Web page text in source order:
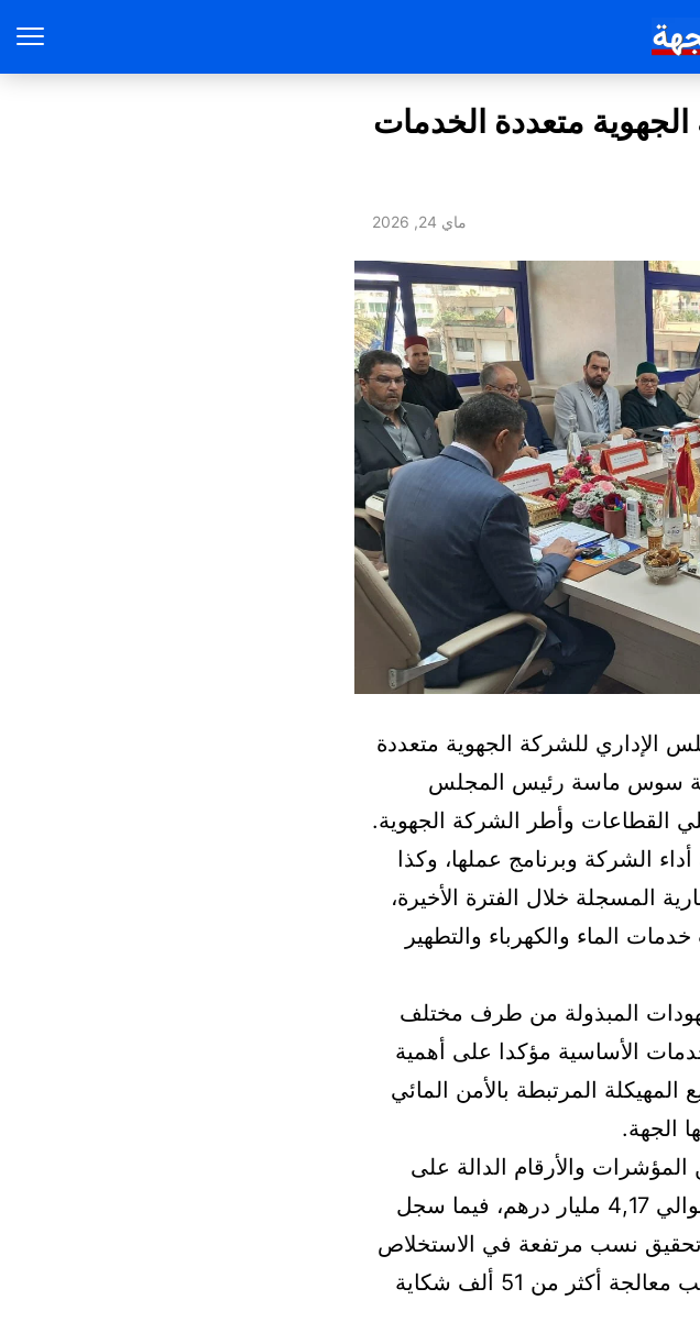
متعددة الخدمات
ماي 24, 2026
ماي 2026 اجتماع المجلس الإداري للشركة الجهوية متعددة
سوس ماسة رئيس المجلس
القطاعات وأطر الشركة الجهوية.
الشركة وبرنامج عملها، وكذا
المسجلة خلال الفترة الأخيرة،
الماء والكهرباء والتطهير
المبذولة من طرف مختلف
الأساسية مؤكدا على أهمية
المهيكلة المرتبطة بالأمن المائي
الجهة.
والأرقام الدالة على
تطور أداء الشركة، حيث بلغ رقم المعاملات حوالي 4,17 مليار درهم، فيما سجل
مليون درهم، مع تحقيق نسب مرتفعة في الاستخلاص
بلغت 97,2% بالنسبة للزبناء الخواص، إلى جانب معالجة أكثر من 51 ألف شكاية